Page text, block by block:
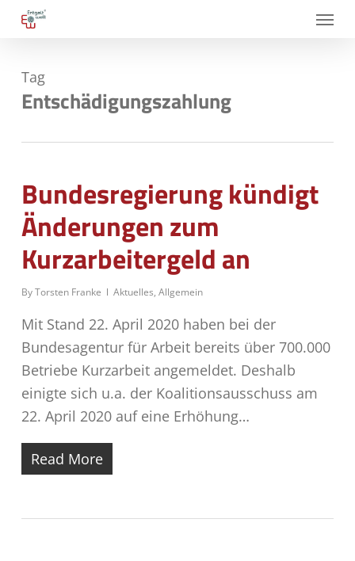
Skip
content
Menu
Tag
Entschädigungszahlung
Bundesregierung kündigt
Änderungen zum
Kurzarbeitergeld an
ByTorsten Franke Aktuelles, Allgemein
Mit Stand 22. April 2020 haben bei der
Bundesagentur für Arbeit bereits über 700.000
Betriebe Kurzarbeit angemeldet. Deshalb
einigte sich u.a. der Koalitionsausschuss am
22. April 2020 auf eine Erhöhung…
Read More